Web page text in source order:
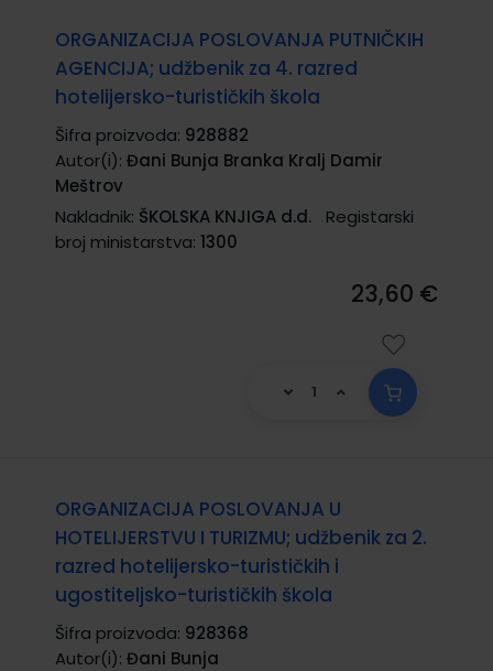
ORGANIZACIJA POSLOVANJA PUTNIČKIH
AGENCIJA; udžbenik za 4. razred
hotelijersko-turističkih škola
Šifra proizvoda: 928882
Autor(i): Đani Bunja Branka Kralj Damir
Meštrov
Nakladnik: ŠKOLSKA KNJIGA d.d.
Registarski
broj ministarstva: 1300
23,60 €
ORGANIZACIJA POSLOVANJA U
HOTELIJERSTVU I TURIZMU; udžbenik za 2.
razred hotelijersko-turističkih i
ugostiteljsko-turističkih škola
Šifra proizvoda: 928368
Autor(i): Đani Bunja